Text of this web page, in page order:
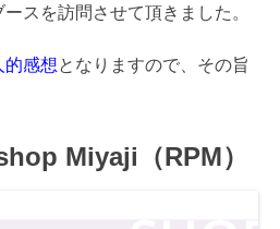
スを訪問させて頂きました。
的感想となりますので、その旨
Miyaji（RPM）